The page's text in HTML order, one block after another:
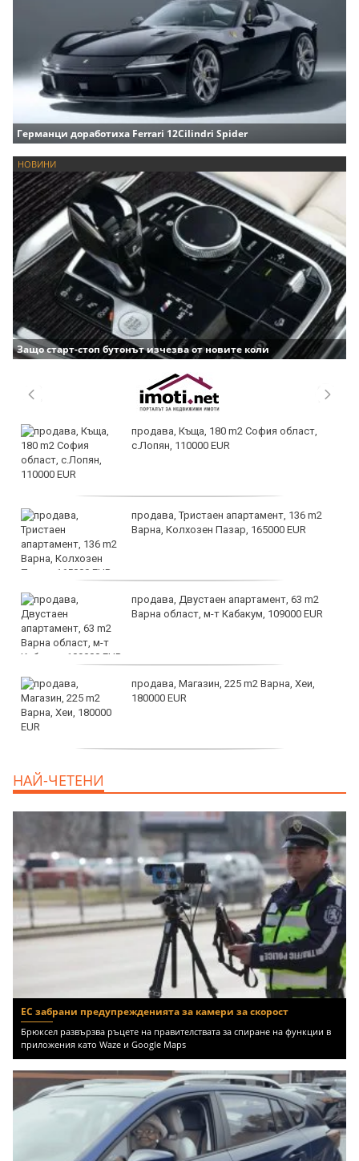
Германци доработиха Ferrari 12Cilindri Spider
НОВИНИ
Защо старт-стоп бутонът изчезва от новите коли
продава, Къща, 180 m2 София област,
с.Лопян, 110000 EUR
продава, Тристаен апартамент, 136 m2
Варна, Колхозен Пазар, 165000 EUR
продава, Двустаен апартамент, 63 m2
Варна област, м-т Кабакум, 109000 EUR
продава, Магазин, 225 m2 Варна, Хеи,
180000 EUR
НАЙ-ЧЕТЕНИ
ЕС забрани предупрежденията за камери за скорост
Брюксел развързва ръцете на правителствата за спиране на функции в
приложения като Waze и Google Maps